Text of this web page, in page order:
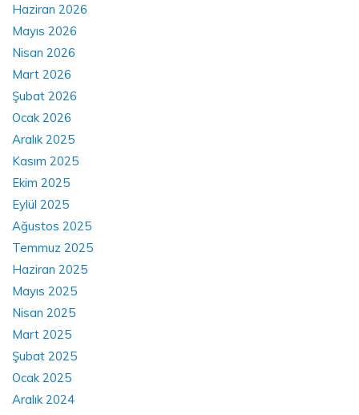
Haziran 2026
Mayıs 2026
Nisan 2026
Mart 2026
Şubat 2026
Ocak 2026
Aralık 2025
Kasım 2025
Ekim 2025
Eylül 2025
Ağustos 2025
Temmuz 2025
Haziran 2025
Mayıs 2025
Nisan 2025
Mart 2025
Şubat 2025
Ocak 2025
Aralık 2024